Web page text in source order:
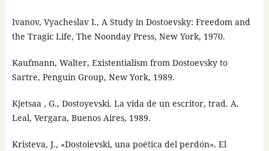
Ivanov, Vyacheslav I., A Study in Dostoevsky: Freedom and
the Tragic Life, The Noonday Press, New York, 1970.
Kaufmann, Walter, Existentialism from Dostoevsky to
Sartre, Penguin Group, New York, 1989.
Kjetsaa , G., Dostoyevski. La vida de un escritor, trad. A.
Leal, Vergara, Buenos Aires, 1989.
Kristeva, J., «Dostoievski, una poética del perdón». El